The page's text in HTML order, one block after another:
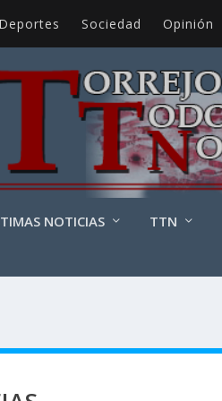
Deportes Sociedad Opinión
NOTICIAS TTN